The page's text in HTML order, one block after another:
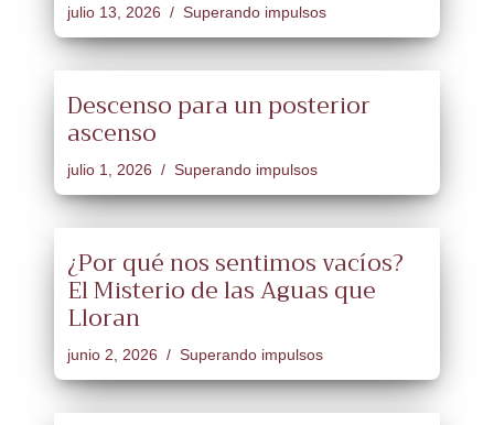
julio 13, 2026 Superando impulsos
Descenso para un posterior
ascenso
julio 1, 2026 Superando impulsos
¿Por qué nos sentimos vacíos?
El Misterio de las Aguas que
Lloran
junio 2, 2026 Superando impulsos